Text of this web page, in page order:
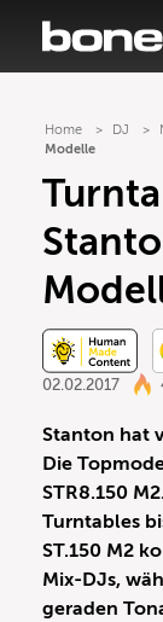
Home DJ
Modelle
02.02.2017
Stanton hat
Die
STR8.150
Turntables
ST.150 M2
Mix-DJs,
geraden